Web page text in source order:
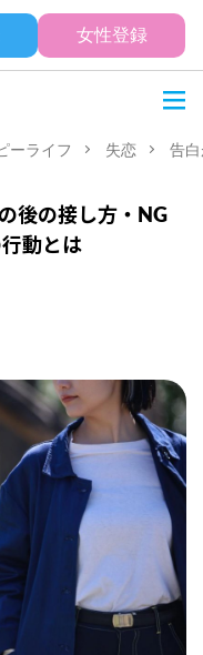
女性登録
ーライフ 失恋 告
後の接し方・NG
動とは